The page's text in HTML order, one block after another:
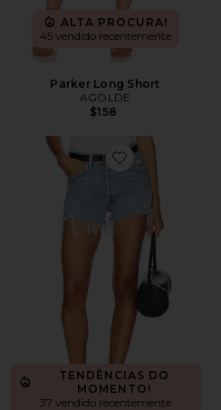
ALTA PROCURA!
45 vendido recentemente
Parker Long Short
AGOLDE
$158
Favorite Parker
TENDÊNCIAS DO
MOMENTO!
37 vendido recentemente